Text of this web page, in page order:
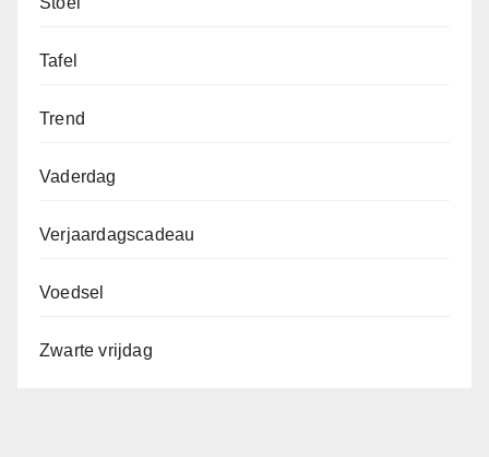
Tafel
Trend
Vaderdag
Verjaardagscadeau
Voedsel
Zwarte vrijdag